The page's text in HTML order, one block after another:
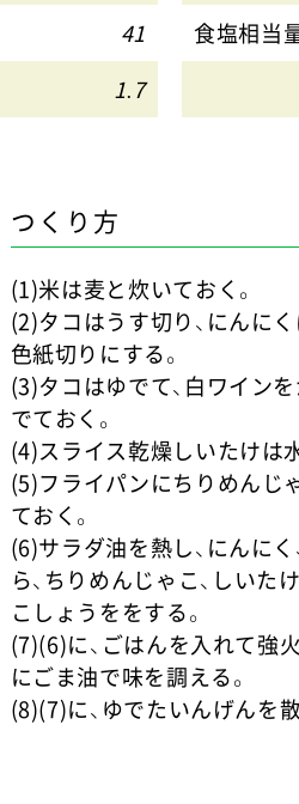
41 食塩相当
1.7
つくり方
(1)米は麦と炊いておく。
(2)タコはうす切り、にんに
色紙切りにする。
(3)タコはゆでて、白ワイン
でておく。
(4)スライス乾燥しいたけは
(5)フライパンにちりめんじ
ておく。
(6)サラダ油を熱し、にんに
ら、ちりめんじゃこ、しいた
こしょうををする。
(7)(6)に、ごはんを入れて強
にごま油で味を調える。
(8)(7)に、ゆでたいんげんを